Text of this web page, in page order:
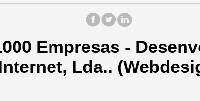
Empresas -
Lda..